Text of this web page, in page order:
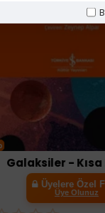
Galaksiler - Kısa
Üyelere Özel
Üye Olunuz